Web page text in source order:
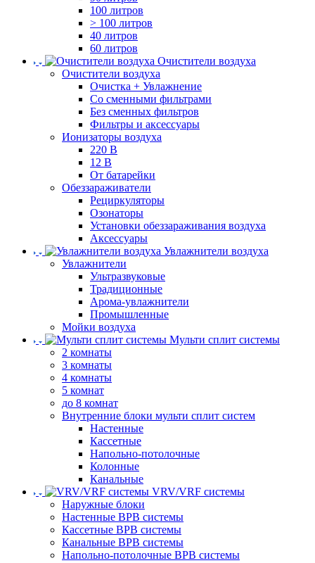
100 литров
> 100 литров
40 литров
60 литров
Очистители воздуха
Очистители воздуха
Очистка + Увлажнение
Cо сменными фильтрами
Без сменных фильтров
Фильтры и аксессуары
Ионизаторы воздуха
220 В
12 В
От батарейки
Обеззараживатели
Рециркуляторы
Озонаторы
Установки обеззараживания воздуха
Аксессуары
Увлажнители воздуха
Увлажнители
Ультразвуковые
Традиционные
Арома-увлажнители
Промышленные
Мойки воздуха
Мульти сплит системы
2 комнаты
3 комнаты
4 комнаты
5 комнат
до 8 комнат
Внутренние блоки мульти сплит систем
Настенные
Кассетные
Напольно-потолочные
Колонные
Канальные
VRV/VRF системы
Наружные блоки
Настенные ВРВ системы
Кассетные ВРВ системы
Канальные ВРВ системы
Напольно-потолочные ВРВ системы